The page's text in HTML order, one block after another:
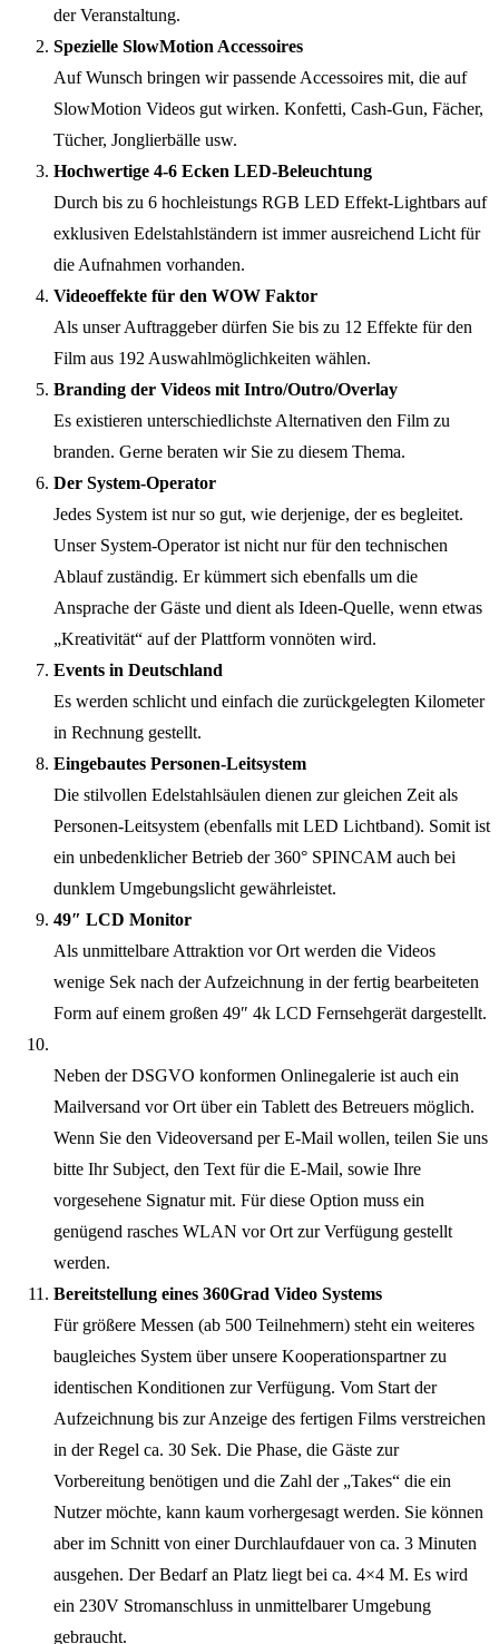
der Veranstaltung.
Spezielle SlowMotion Accessoires
Auf Wunsch bringen wir passende Accessoires mit, die auf
SlowMotion Videos gut wirken. Konfetti, Cash-Gun, Fächer,
Tücher, Jonglierbälle usw.
Hochwertige 4-6 Ecken LED-Beleuchtung
Durch bis zu 6 hochleistungs RGB LED Effekt-Lightbars auf
exklusiven Edelstahlständern ist immer ausreichend Licht für
die Aufnahmen vorhanden.
Videoeffekte für den WOW Faktor
Als unser Auftraggeber dürfen Sie bis zu 12 Effekte für den
Film aus 192 Auswahlmöglichkeiten wählen.
Branding der Videos mit Intro/Outro/Overlay
Es existieren unterschiedlichste Alternativen den Film zu
branden. Gerne beraten wir Sie zu diesem Thema.
Der System-Operator
Jedes System ist nur so gut, wie derjenige, der es begleitet.
Unser System-Operator ist nicht nur für den technischen
Ablauf zuständig. Er kümmert sich ebenfalls um die
Ansprache der Gäste und dient als Ideen-Quelle, wenn etwas
„Kreativität“ auf der Plattform vonnöten wird.
Events in Deutschland
Es werden schlicht und einfach die zurückgelegten Kilometer
in Rechnung gestellt.
Eingebautes Personen-Leitsystem
Die stilvollen Edelstahlsäulen dienen zur gleichen Zeit als
Personen-Leitsystem (ebenfalls mit LED Lichtband). Somit ist
ein unbedenklicher Betrieb der 360° SPINCAM auch bei
dunklem Umgebungslicht gewährleistet.
49″ LCD Monitor
Als unmittelbare Attraktion vor Ort werden die Videos
wenige Sek nach der Aufzeichnung in der fertig bearbeiteten
Form auf einem großen 49″ 4k LCD Fernsehgerät dargestellt.
Neben der DSGVO konformen Onlinegalerie ist auch ein
Mailversand vor Ort über ein Tablett des Betreuers möglich.
Wenn Sie den Videoversand per E-Mail wollen, teilen Sie uns
bitte Ihr Subject, den Text für die E-Mail, sowie Ihre
vorgesehene Signatur mit. Für diese Option muss ein
genügend rasches WLAN vor Ort zur Verfügung gestellt
werden.
Bereitstellung eines 360Grad Video Systems
Für größere Messen (ab 500 Teilnehmern) steht ein weiteres
baugleiches System über unsere Kooperationspartner zu
identischen Konditionen zur Verfügung. Vom Start der
Aufzeichnung bis zur Anzeige des fertigen Films verstreichen
in der Regel ca. 30 Sek. Die Phase, die Gäste zur
Vorbereitung benötigen und die Zahl der „Takes“ die ein
Nutzer möchte, kann kaum vorhergesagt werden. Sie können
aber im Schnitt von einer Durchlaufdauer von ca. 3 Minuten
ausgehen. Der Bedarf an Platz liegt bei ca. 4×4 M. Es wird
ein 230V Stromanschluss in unmittelbarer Umgebung
gebraucht.